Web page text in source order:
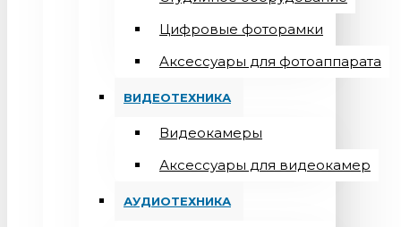
Цифровые фоторамки
Aксессуары для фотоаппарата
ВИДЕОТЕХНИКА
Видеокамеры
Аксессуары для видеокамер
АУДИОТЕХНИКА